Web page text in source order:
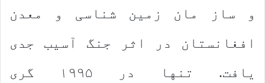
و ساز مان زمین شناسی و معدن
افغانستان در اثر جنگ آسیب جدی
یافت. تنها در ۱۹۹۵ گری